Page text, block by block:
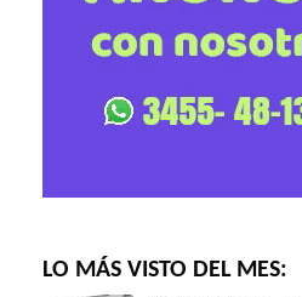
LO MÁS VISTO DEL MES: